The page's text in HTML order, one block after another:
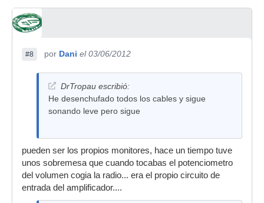
#8 por Dani el 03/06/2012
DrTropau escribió:
He desenchufado todos los cables y sigue
sonando leve pero sigue
pueden ser los propios monitores, hace un tiempo tuve
unos sobremesa que cuando tocabas el potenciometro
del volumen cogia la radio... era el propio circuito de
entrada del amplificador....